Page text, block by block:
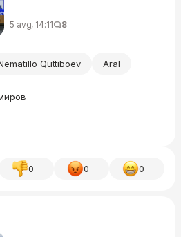
5 avg, 14:11 8
Quttiboev Aral
0 0 0